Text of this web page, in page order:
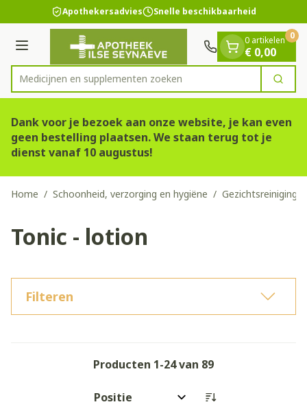
Ga naar de inhoud
1 van 1 Apothekersadvies Snelle beschikbaarheid
Menu
Product, merk, categorie...
Medicijnen en supp Zoek
0 artikelen
€ 0,00
0
Dank voor je bezoek aan onze website, je kan even
geen bestelling plaatsen. We staan terug tot je
dienst vanaf 10 augustus!
Home / Schoonheid, verzorging en hygiëne / Gezichtsreiniging
Tonic - lotion
Filteren
Producten 1-24van 89
Sorteer op: